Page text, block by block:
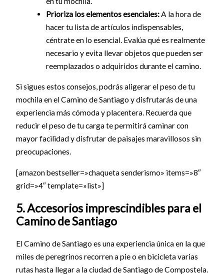
Prioriza los elementos esenciales:A la hora de
hacer tu lista de artículos indispensables,
céntrate en lo esencial. Evalúa qué es realmente
necesario y evita llevar objetos que pueden ser
reemplazados o adquiridos durante el camino.
Si sigues estos consejos, podrás aligerar el peso de tu
mochila en el Camino de Santiago y disfrutarás de una
experiencia más cómoda y placentera. Recuerda que
reducir el peso de tu carga te permitirá caminar con
mayor facilidad y disfrutar de paisajes maravillosos sin
preocupaciones.
[amazon bestseller=»chaqueta senderismo» items=»8″
grid=»4″ template=»list»]
5. Accesorios imprescindibles para el
Camino de Santiago
El Camino de Santiago es una experiencia única en la que
miles de peregrinos recorren a pie o en bicicleta varias
rutas hasta llegar a la ciudad de Santiago de Compostela.